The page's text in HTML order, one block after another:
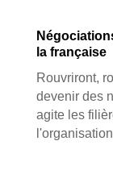
la française
Rouvriront,
devenir des
agite les